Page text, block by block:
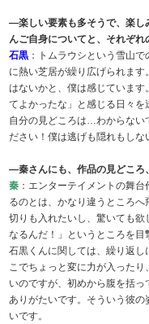
―楽しい要素も多そうで、楽し
んご自身についてと、それぞれ
石黒 ：トムラウシという雪山
に熱い芝居が繰り広げられま
はないかと、僕は感じていま
てよかったな」と感じる日々を
自分の見どころは…わからない
ださい！僕は逃げも隠れもしな
―秦さんにも、作品の見どころ
秦 ：エンターテイメントの舞
るのとは、かなり違うところ
切りも入れたいし、驚いても
なるんだ！」というところを目
石黒くんに関しては、繰り返
こでちょっと変に力が入った
いのですが、初めから腹を括
ありがたいです。そういう彼
いです。